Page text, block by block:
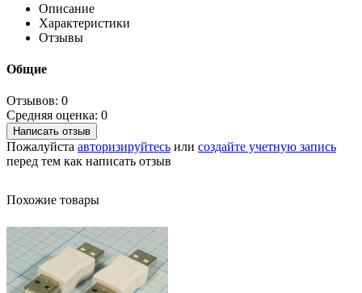
Описание
Характеристики
Отзывы
Общие
Отзывов: 0
Средняя оценка: 0
Написать отзыв
Пожалуйста авторизируйтесь или создайте учетную запись
перед тем как написать отзыв
Похожие товары